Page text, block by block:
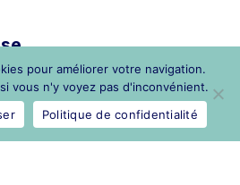
pour améliorer votre navigation.
vous n'y voyez pas d'inconvénient.
Politique de confidentialité